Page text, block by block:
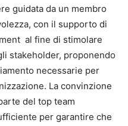
guidata da un membro
con il supporto di
al fine di stimolare
stakeholder, proponendo
necessarie per
La convinzione
del top team
per garantire che